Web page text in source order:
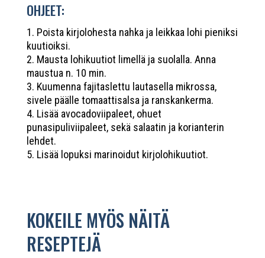
OHJEET:
1. Poista kirjolohesta nahka ja leikkaa lohi pieniksi
kuutioiksi.
2. Mausta lohikuutiot limellä ja suolalla. Anna
maustua n. 10 min.
3. Kuumenna fajitaslettu lautasella mikrossa,
sivele päälle tomaattisalsa ja ranskankerma.
4. Lisää avocadoviipaleet, ohuet
punasipuliviipaleet, sekä salaatin ja korianterin
lehdet.
5. Lisää lopuksi marinoidut kirjolohikuutiot.
KOKEILE MYÖS NÄITÄ
RESEPTEJÄ